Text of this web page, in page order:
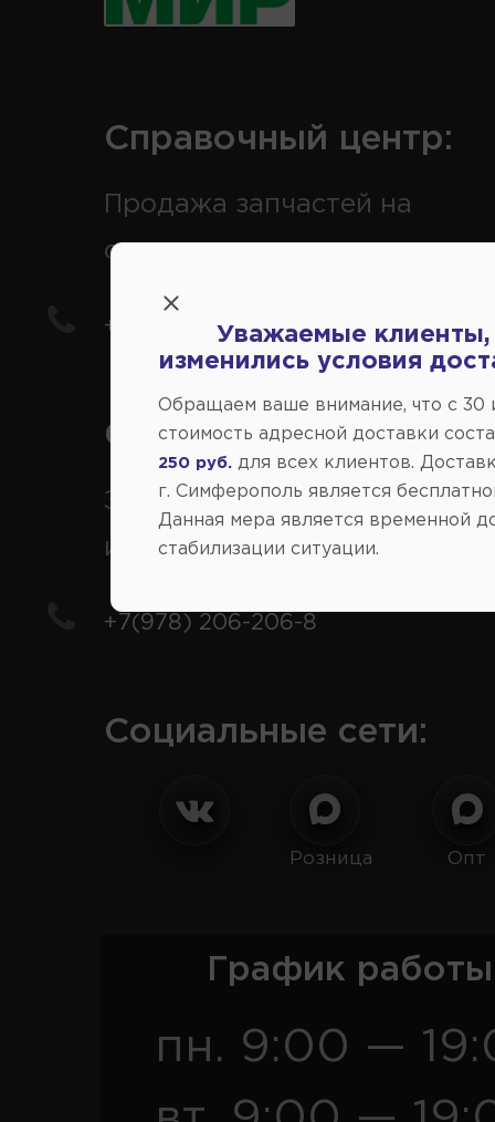
Справочный центр:
Продажа запчастей на
отечественные авто
+7(978) 206-206-5
Справочный центр:
Заказ шин, дисков,
иномарки
+7(978) 206-206-8
Социальные сети:
Розница Опт
График
пн. 9:00 —
Уважаемые клиенты,
изменились условия
Обращаем ваше внимание, что c 30
стоимость адресной доставки
250 руб. для всех клиентов.
г. Симферополь является
Данная мера является временной
стабилизации ситуации.